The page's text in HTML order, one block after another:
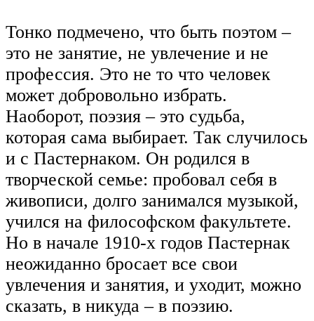
Тонко подмечено, что быть поэтом –
это не занятие, не увлечение и не
профессия. Это не то что человек
может добровольно избрать.
Наоборот, поэзия – это судьба,
которая сама выбирает. Так случилось
и с Пастернаком. Он родился в
творческой семье: пробовал себя в
живописи, долго занимался музыкой,
учился на философском факультете.
Но в начале 1910-х годов Пастернак
неожиданно бросает все свои
увлечения и занятия, и уходит, можно
сказать, в никуда – в поэзию.